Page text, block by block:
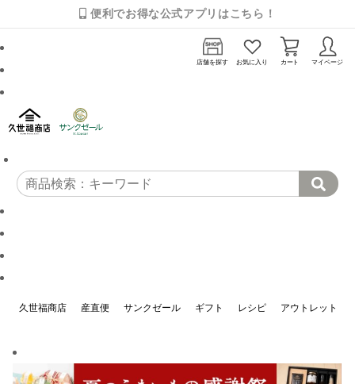
便利でお得な公式アプリはこちら！
店舗を探す お気に入り カート マイページ
久世福商店 産直便 サンクゼール ギフト レシピ アウトレット